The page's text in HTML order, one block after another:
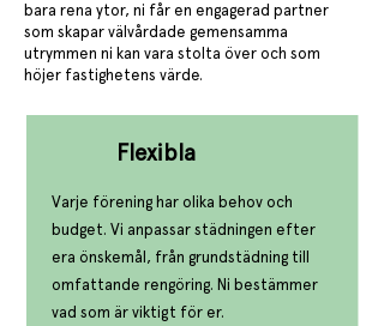
bara rena ytor, ni får en engagerad partner
som skapar välvårdade gemensamma
utrymmen ni kan vara stolta över och som
höjer fastighetens värde.
Flexibla
Varje förening har olika behov och
budget. Vi anpassar städningen efter
era önskemål, från grundstädning till
omfattande rengöring. Ni bestämmer
vad som är viktigt för er.